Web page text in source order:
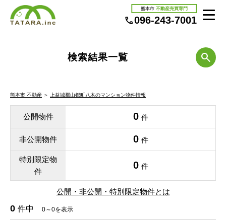
熊本市 不動産売買専門
096-243-7001
検索結果一覧
熊本市 不動産 ＞ 上益城郡山都町八木のマンション物件情報
公開物件 0 件
非公開物件 0 件
特別限定物
件
0 件
公開・非公開・特別限定物件とは
0 件中 0～0を表示